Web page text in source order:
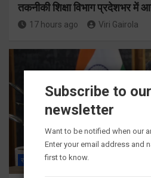
तकनीकी शिक्षा विभाग प्रदेशभर में
17 hours ago Viri Gairola
राज्य ALL देहरादून
Subscribe to our
newsletter
Want to be notified when our
Enter your email address and
first to know.